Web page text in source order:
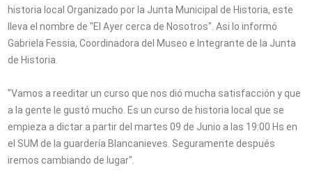
historia local Organizado por la Junta Municipal de Historia, este
lleva el nombre de "El Ayer cerca de Nosotros". Asi lo informó
Gabriela Fessia, Coordinadora del Museo e Integrante de la Junta
de Historia.
"Vamos a reeditar un curso que nos dió mucha satisfacción y que
a la gente le gustó mucho. Es un curso de historia local que se
empieza a dictar a partir del martes 09 de Junio a las 19:00 Hs en
el SUM de la guardería Blancanieves. Seguramente después
iremos cambiando de lugar".